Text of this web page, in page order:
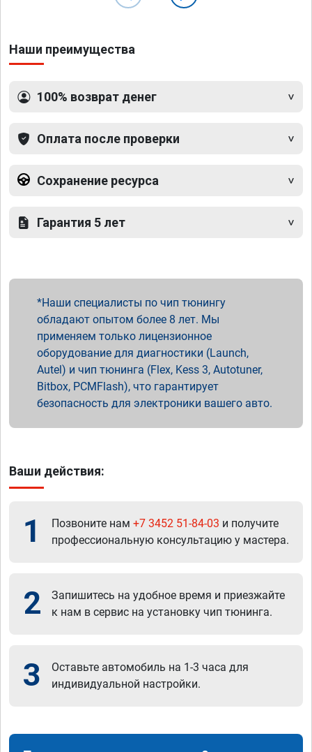
Наши преимущества
100% возврат денег
Оплата после проверки
Сохранение ресурса
Гарантия 5 лет
Наши специалисты по чип тюнингу
обладают опытом более 8 лет. Мы
применяем только лицензионное
оборудование для диагностики (Launch,
Autel) и чип тюнинга (Flex, Kess 3, Autotuner,
Bitbox, PCMFlash), что гарантирует
безопасность для электроники вашего авто.
Ваши действия:
1 Позвоните нам +7 3452 51-84-03 и получите
профессиональную консультацию у мастера.
2
Запишитесь на удобное время и приезжайте
к нам в сервис на установку чип тюнинга.
3
Оставьте автомобиль на 1-3 часа для
индивидуальной настройки.